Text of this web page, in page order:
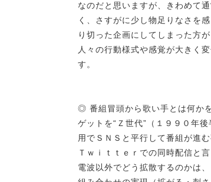
なのだと思いますが、きわめて
く、さすがに少し物足りなさを
り切った企画にしてしまった方
人々の行動様式や感覚が大きく
す。
◎ 番組冒頭から歌い手とは何か
ゲットを“Ｚ世代”（１９９０年
用でＳＮＳと平行して番組が進
Ｔｗｉｔｔｅｒでの同時配信と
電波以外でどう拡散するのかは